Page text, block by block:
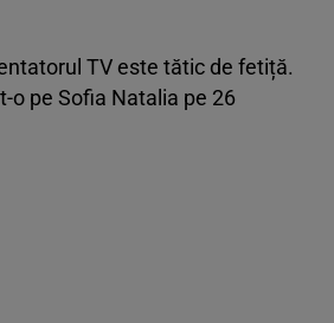
TV este tătic de fetiță.
o pe Sofia Natalia pe 26